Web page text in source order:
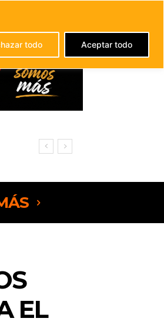
todo Aceptar todo
EL